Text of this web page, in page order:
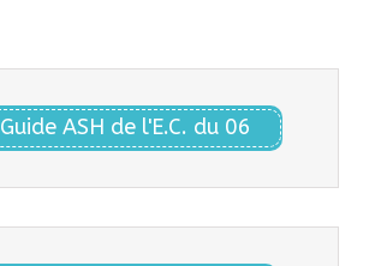
Guide ASH de l'E.C. du 06